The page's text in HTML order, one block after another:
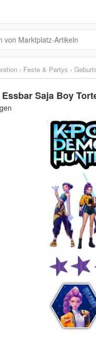
› Feste & Partys ›
Saja Boy